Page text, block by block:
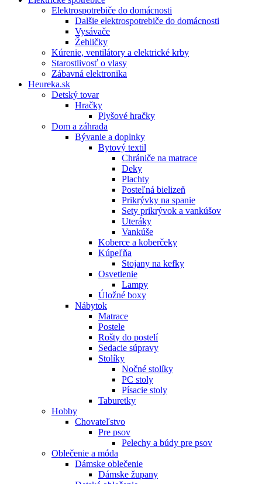
Elektrospotrebiče do domácnosti
Dalšie elektrospotrebiče do domácnosti
Vysávače
Žehličky
Kúrenie, ventilátory a elektrické krby
Starostlivosť o vlasy
Zábavná elektronika
Heureka.sk
Detský tovar
Hračky
Plyšové hračky
Dom a záhrada
Bývanie a doplnky
Bytový textil
Chrániče na matrace
Deky
Plachty
Posteľná bielizeň
Prikrývky na spanie
Sety prikrývok a vankúšov
Uteráky
Vankúše
Koberce a koberčeky
Kúpeľňa
Stojany na kefky
Osvetlenie
Lampy
Úložné boxy
Nábytok
Matrace
Postele
Rošty do postelí
Sedacie súpravy
Stolíky
Nočné stolíky
PC stoly
Písacie stoly
Taburetky
Hobby
Chovateľstvo
Pre psov
Pelechy a búdy pre psov
Oblečenie a móda
Dámske oblečenie
Dámske župany